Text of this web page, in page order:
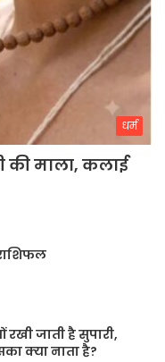
धर्म
की माला, कलाई
जाती है सुपारी,
क्या नाता है?